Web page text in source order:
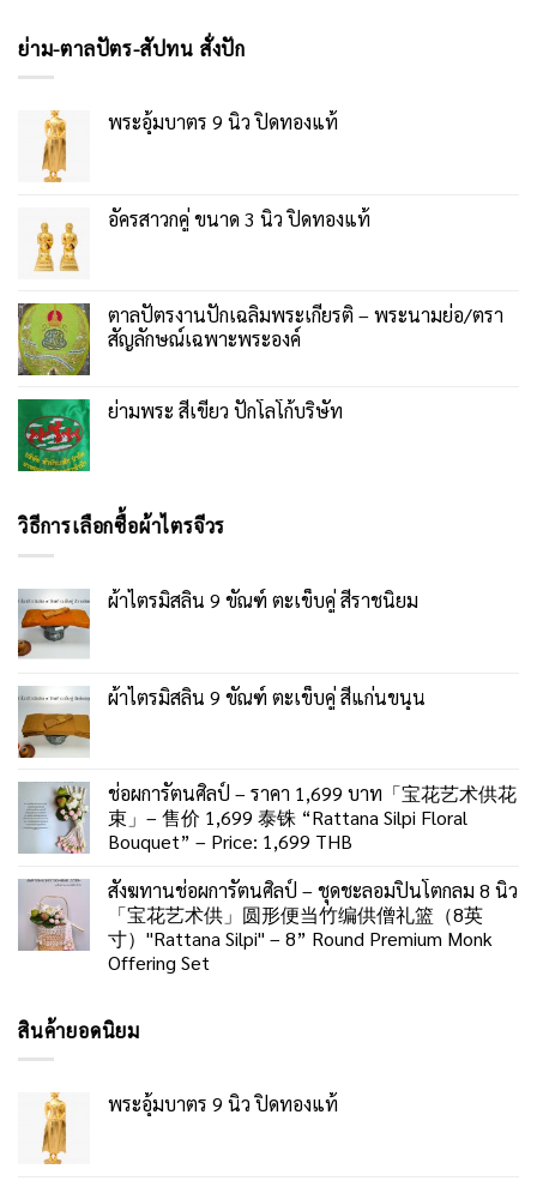
ย่าม-ตาลปัตร-สัปทน สั่งปัก
พระอุ้มบาตร 9 นิ้ว ปิดทองแท้
อัครสาวกคู่ ขนาด 3 นิ้ว ปิดทองแท้
ตาลปัตรงานปักเฉลิมพระเกียรติ – พระนามย่อ/ตรา
สัญลักษณ์เฉพาะพระองค์
ย่ามพระ สีเขียว ปักโลโก้บริษัท
วิธีการเลือกซื้อผ้าไตรจีวร
ผ้าไตรมิสลิน 9 ขัณฑ์ ตะเข็บคู่ สีราชนิยม
ผ้าไตรมิสลิน 9 ขัณฑ์ ตะเข็บคู่ สีแก่นขนุน
ช่อผการัตนศิลป์ – ราคา 1,699 บาท「宝花艺术供花
束」– 售价 1,699 泰铢 “Rattana Silpi Floral
Bouquet” – Price: 1,699 THB
สังฆทานช่อผการัตนศิลป์ – ชุดชะลอมปิ่นโตกลม 8 นิ้ว
「宝花艺术供」圆形便当竹编供僧礼篮（8英
寸）"Rattana Silpi" – 8” Round Premium Monk
Offering Set
สินค้ายอดนิยม
พระอุ้มบาตร 9 นิ้ว ปิดทองแท้